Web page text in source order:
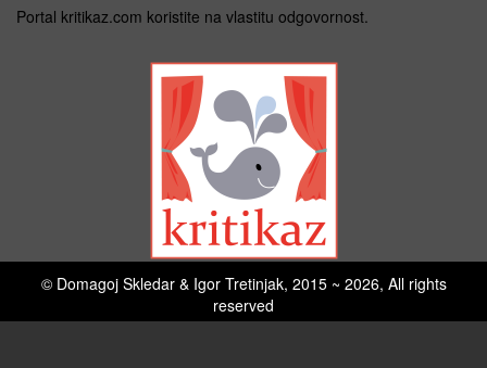
Portal kritikaz.com koristite na vlastitu odgovornost.
© Domagoj Skledar & Igor Tretinjak, 2015 ~ 2026, All rights
reserved